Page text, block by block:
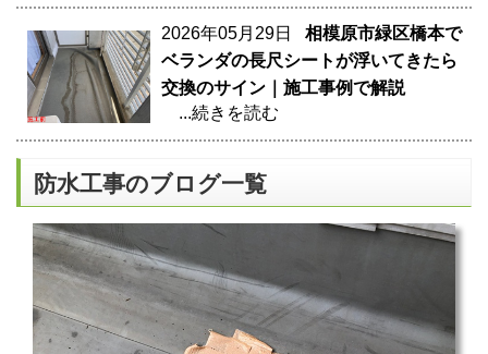
2026年05月29日 相模原市緑区橋本で
ベランダの長尺シートが浮いてきたら
交換のサイン｜施工事例で解説
...続きを読む
防水工事のブログ一覧